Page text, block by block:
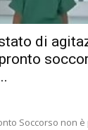
di
Soccorso non